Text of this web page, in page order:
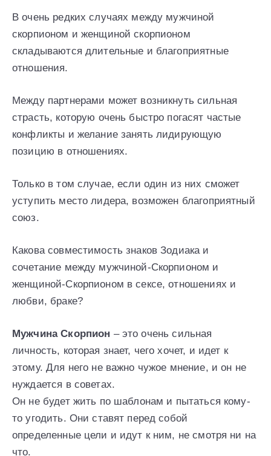
В очень редких случаях между мужчиной
скорпионом и женщиной скорпионом
складываются длительные и благоприятные
отношения.
Между партнерами может возникнуть сильная
страсть, которую очень быстро погасят частые
конфликты и желание занять лидирующую
позицию в отношениях.
Только в том случае, если один из них сможет
уступить место лидера, возможен благоприятный
союз.
Какова совместимость знаков Зодиака и
сочетание между мужчиной-Скорпионом и
женщиной-Скорпионом в сексе, отношениях и
любви, браке?
Мужчина Скорпион – это очень сильная
личность, которая знает, чего хочет, и идет к
этому. Для него не важно чужое мнение, и он не
нуждается в советах.
Он не будет жить по шаблонам и пытаться кому-
то угодить. Они ставят перед собой
определенные цели и идут к ним, не смотря ни на
что.